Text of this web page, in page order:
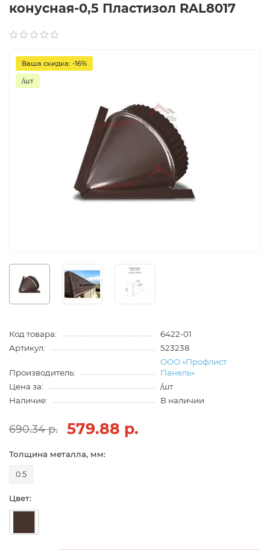
конусная-0,5 Пластизол RAL8017
Ваша скидка: -16%
/шт
Код товара:
6422-01
Артикул:
523238
Производитель:
ООО «Профлист
Панель»
Цена за:
/шт
Наличие:
В наличии
690.34 р. 579.88 р.
Толщина металла, мм:
0.5
Цвет: